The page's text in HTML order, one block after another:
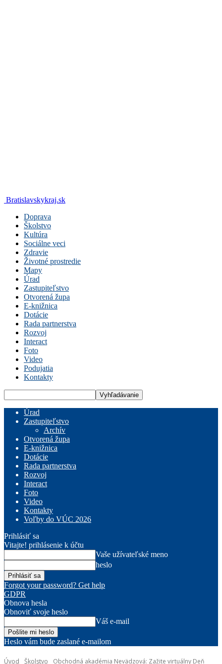
Bratislavskykraj.sk
Doprava
Školstvo
Kultúra
Sociálne veci
Zdravie
Životné prostredie
Mapy
Úrad
Zastupiteľstvo
Otvorená župa
E-knižnica
Dotácie
Rada partnerstva
Rozvoj
Interact
Foto
Video
Podujatia
Kontakty
Úrad
Zastupiteľstvo
Archív
Otvorená župa
E-knižnica
Dotácie
Rada partnerstva
Rozvoj
Interact
Foto
Video
Kontakty
Voľby do VÚC 2026
Prihlásiť sa
Vitajte! prihlásenie k účtu
Vaše užívateľské meno
heslo
Forgot your password? Get help
GDPR
Obnova hesla
Obnoviť svoje heslo
Váš e-mail
Heslo vám bude zaslané e-mailom
Úvod Školstvo
Obchodná akadémia Nevädzová: Zažite virtuálny Deň